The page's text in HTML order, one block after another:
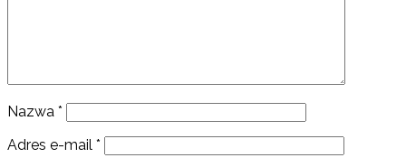
Nazwa *
Adres e-mail *